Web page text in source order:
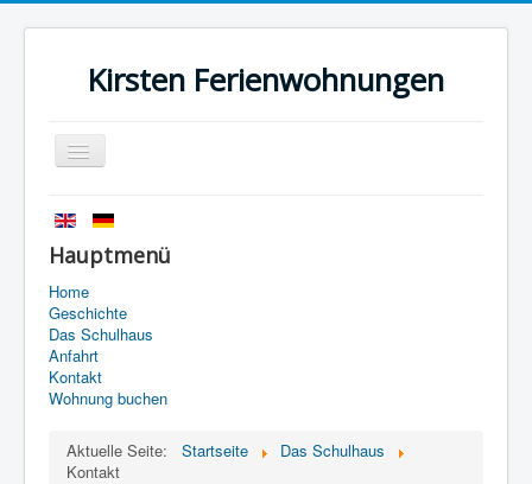
Kirsten Ferienwohnungen
Navigation
an/aus
Startseite
Geschichte
Das Schulhaus
Anfahrt
Kontakt
Impressum
Datenschutz
Hauptmenü
Home
Geschichte
Das Schulhaus
Anfahrt
Kontakt
Wohnung buchen
Aktuelle Seite: Startseite
Das Schulhaus
Kontakt